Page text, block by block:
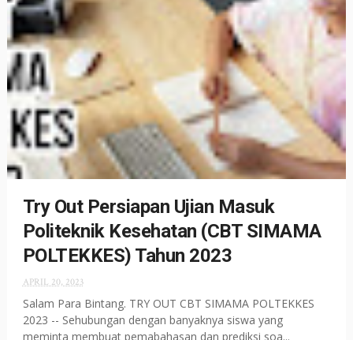
Try Out Persiapan Ujian Masuk
Politeknik Kesehatan (CBT SIMAMA
POLTEKKES) Tahun 2023
APRIL 20, 2023
Salam Para Bintang. TRY OUT CBT SIMAMA POLTEKKES
2023 -- Sehubungan dengan banyaknya siswa yang
meminta membuat pemabahasan dan prediksi soa...